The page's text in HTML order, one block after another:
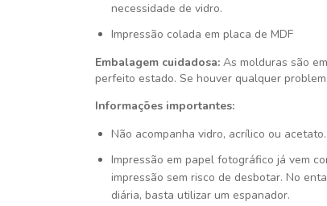
necessidade de vidro.
Impressão colada em placa de MDF
Embalagem cuidadosa: As molduras são
perfeito estado. Se houver qualquer
Informações importantes:
Não acompanha vidro, acrílico ou acetato.
Impressão em papel fotográfico já vem
impressão sem risco de desbotar. No
diária, basta utilizar um espanador.